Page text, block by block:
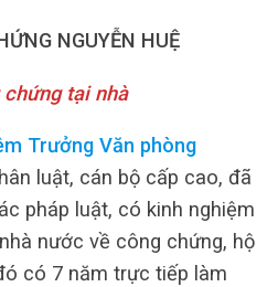
NGUYỄN HUỆ
tại nhà
Trưởng Văn phòng
luật, cán bộ cấp cao, đã
pháp luật, có kinh nghiệm
nước về công chứng, hộ
có 7 năm trực tiếp làm